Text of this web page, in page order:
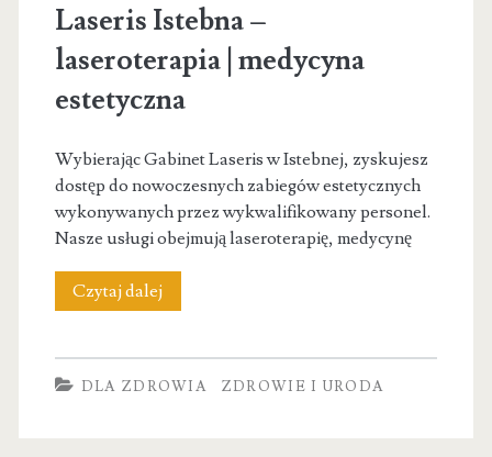
Laseris Istebna –
laseroterapia | medycyna
estetyczna
Wybierając Gabinet Laseris w Istebnej, zyskujesz
dostęp do nowoczesnych zabiegów estetycznych
wykonywanych przez wykwalifikowany personel.
Nasze usługi obejmują laseroterapię, medycynę
Czytaj dalejLaseris
DLA ZDROWIA ZDROWIE I URODA